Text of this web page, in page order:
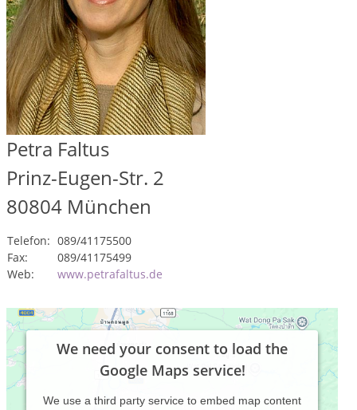
Petra Faltus
Prinz-Eugen-Str. 2
80804 München
Telefon: 089/41175500
Fax:
089/41175499
Web:
www.petrafaltus.de
We need your consent to load the
Google Maps service!
We use a third party service to embed map content